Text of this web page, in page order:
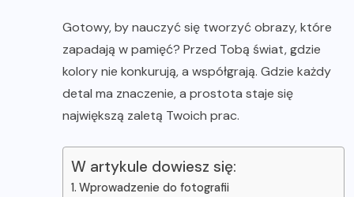
Gotowy, by nauczyć się tworzyć obrazy, które
zapadają w pamięć? Przed Tobą świat, gdzie
kolory nie konkurują, a współgrają. Gdzie każdy
detal ma znaczenie, a prostota staje się
największą zaletą Twoich prac.
W artykule dowiesz się:
Wprowadzenie do fotografii